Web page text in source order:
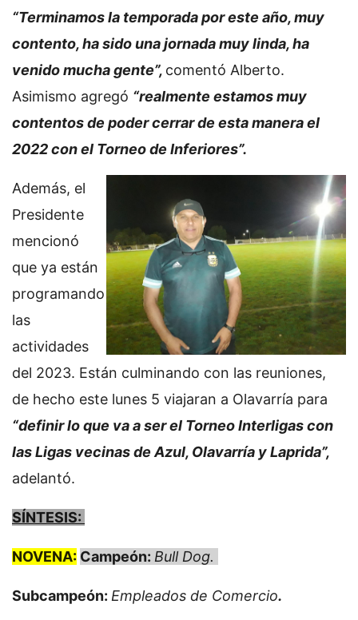
“Terminamos la temporada por este año, muy
contento, ha sido una jornada muy linda, ha
venido mucha gente”, comentó Alberto.
Asimismo agregó “realmente estamos muy
contentos de poder cerrar de esta manera el
2022 con el Torneo de Inferiores”.
Además, el
Presidente
mencionó
que ya están
programando
las
actividades
del 2023. Están culminando con las reuniones,
de hecho este lunes 5 viajaran a Olavarría para
“definir lo que va a ser el Torneo Interligas con
las Ligas vecinas de Azul, Olavarría y Laprida”,
adelantó.
SÍNTESIS:
NOVENA: Campeón: Bull Dog.
Subcampeón: Empleados de Comercio.